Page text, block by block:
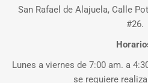
San Rafael de Alajuela, Calle
#26.
Lunes a viernes de 7:00 am. a
se requiere